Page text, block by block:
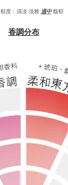
度： 清淡 淡雅 適中 馥郁
香調分布